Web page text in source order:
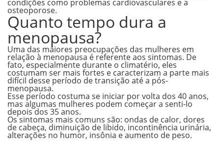
condições como problemas cardiovasculares e a
osteoporose.
Quanto tempo dura a
menopausa?
Uma das maiores preocupações das mulheres em
relação à menopausa é referente aos sintomas. De
fato, especialmente durante o climatério, eles
costumam ser mais fortes e caracterizam a parte mais
difícil desse período de transição até a pós-
menopausa.
Esse período costuma se iniciar por volta dos 40 anos,
mas algumas mulheres podem começar a senti-lo
depois dos 35 anos.
Os sintomas mais comuns são: ondas de calor, dores
de cabeça, diminuição de libido, incontinência urinária,
alterações no humor, insônia e aumento de peso.